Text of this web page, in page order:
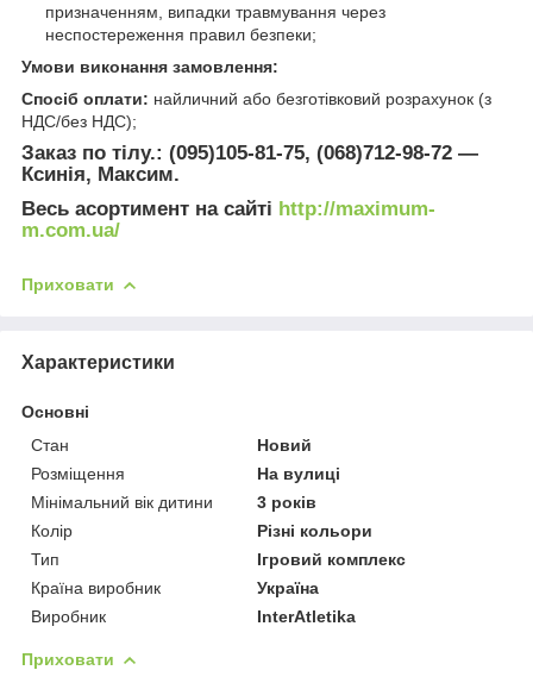
призначенням, випадки травмування через
неспостереження правил безпеки;
Умови виконання замовлення:
Спосіб оплати: найличний або безготівковий розрахунок (з
НДС/без НДС);
Заказ по тілу.: (095)105-81-75, (068)712-98-72 —
Ксинія, Максим.
Весь асортимент на сайті http://maximum-
m.com.ua/
Приховати
Характеристики
Основні
Стан
Новий
Розміщення
На вулиці
Мінімальний вік дитини
3 років
Колір
Різні кольори
Тип
Ігровий комплекс
Країна виробник
Україна
Виробник
InterAtletika
Приховати